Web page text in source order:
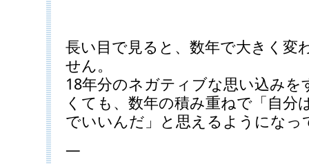
長い目で見ると、数年で大きく変
せん。
18年分のネガティブな思い込み
くても、数年の積み重ねで「自分
でいいんだ」と思えるようになっ
—